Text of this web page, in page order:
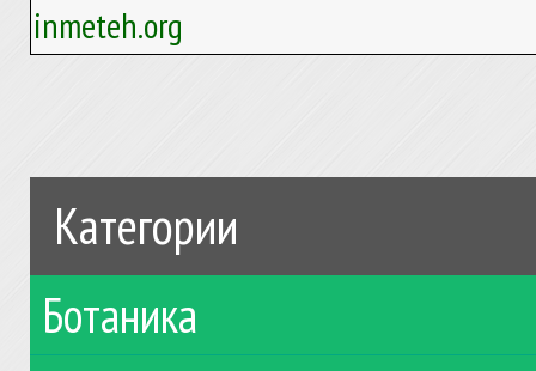
inmeteh.org
Категории
Ботаника